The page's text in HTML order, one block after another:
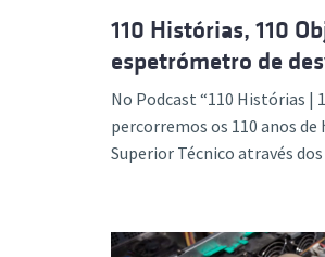
110 Histórias, 110
espetrómetro de
No Podcast “110 Histórias |
percorremos os 110 anos
Superior Técnico através